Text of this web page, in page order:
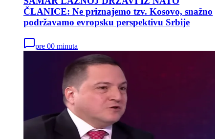
ČLANICE: Ne priznajemo tzv. Kosovo, snažno
podržavamo evropsku perspektivu Srbije
pre 00 minuta